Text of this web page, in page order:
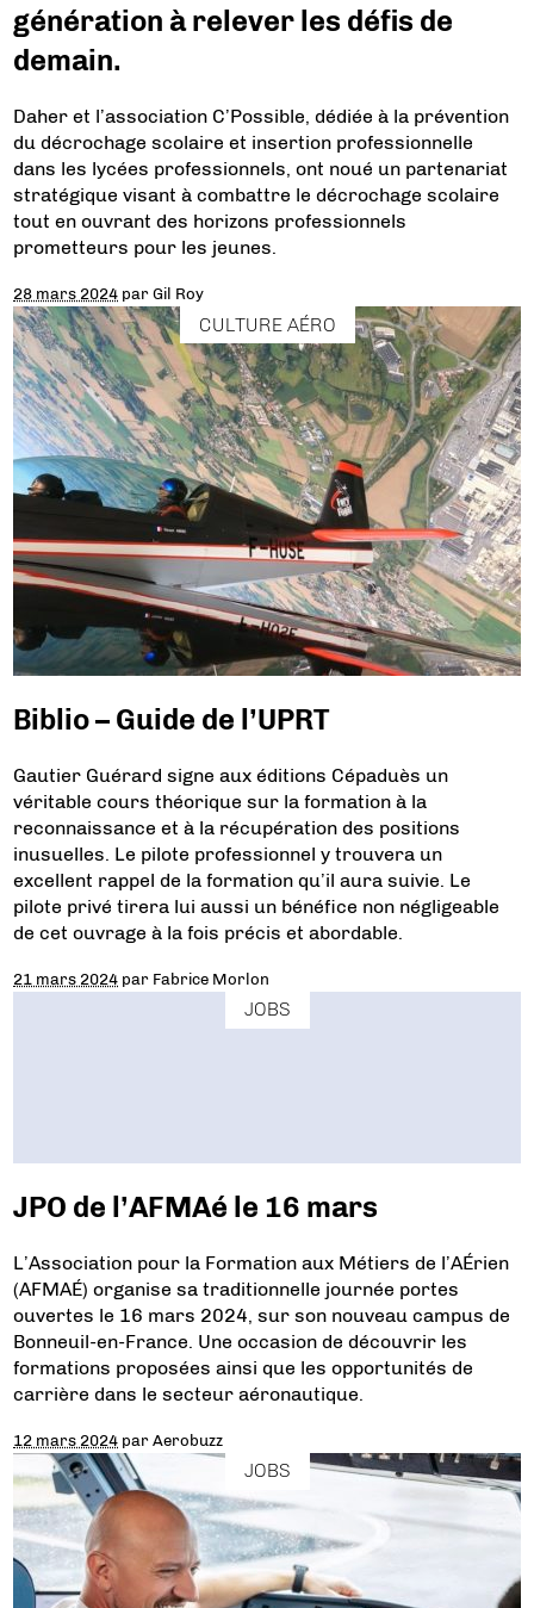
génération à relever les défis de
demain.
Daher et l’association C’Possible, dédiée à la prévention
du décrochage scolaire et insertion professionnelle
dans les lycées professionnels, ont noué un partenariat
stratégique visant à combattre le décrochage scolaire
tout en ouvrant des horizons professionnels
prometteurs pour les jeunes.
28 mars 2024 parGil Roy
CULTURE AÉRO
Biblio – Guide de l’UPRT
Gautier Guérard signe aux éditions Cépaduès un
véritable cours théorique sur la formation à la
reconnaissance et à la récupération des positions
inusuelles. Le pilote professionnel y trouvera un
excellent rappel de la formation qu’il aura suivie. Le
pilote privé tirera lui aussi un bénéfice non négligeable
de cet ouvrage à la fois précis et abordable.
21 mars 2024 par Fabrice Morlon
JOBS
JPO de l’AFMAé le 16 mars
L’Association pour la Formation aux Métiers de l’AÉrien
(AFMAÉ) organise sa traditionnelle journée portes
ouvertes le 16 mars 2024, sur son nouveau campus de
Bonneuil-en-France. Une occasion de découvrir les
formations proposées ainsi que les opportunités de
carrière dans le secteur aéronautique.
12 mars 2024 parAerobuzz
JOBS